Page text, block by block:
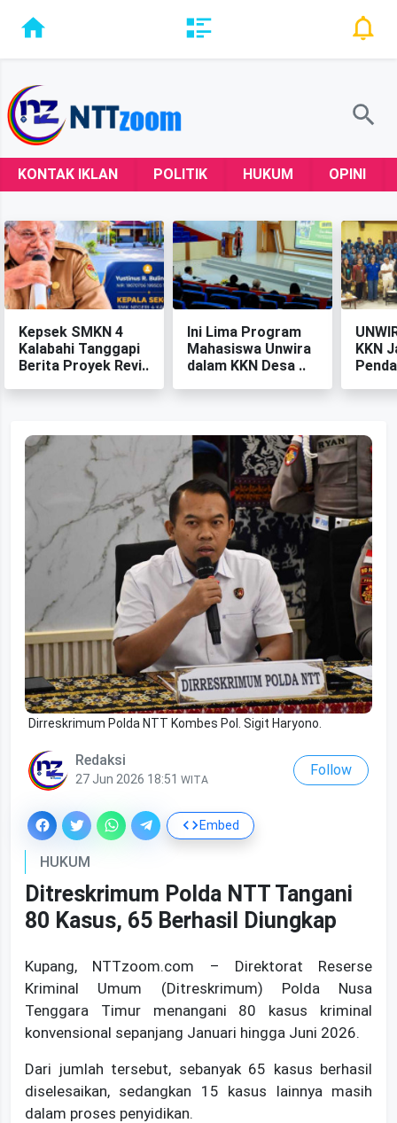
KONTAK IKLAN POLITIK HUKUM OPINI
Kepsek SMKN 4
Kalabahi Tanggapi
Berita Proyek Revi..
‎Ini Lima Program
Mahasiswa Unwira
dalam KKN Desa ..
KKN
Dirreskrimum Polda NTT Kombes Pol. Sigit Haryono.
Redaksi
27 Jun 2026 18:51 WITA
Follow
Embed
HUKUM
Ditreskrimum Polda NTT Tangani
80 Kasus, 65 Berhasil Diungkap
Kupang, NTTzoom.com – Direktorat Reserse
Kriminal Umum (Ditreskrimum) Polda Nusa
Tenggara Timur menangani 80 kasus kriminal
konvensional sepanjang Januari hingga Juni 2026.
Dari jumlah tersebut, sebanyak 65 kasus berhasil
diselesaikan, sedangkan 15 kasus lainnya masih
dalam proses penyidikan.